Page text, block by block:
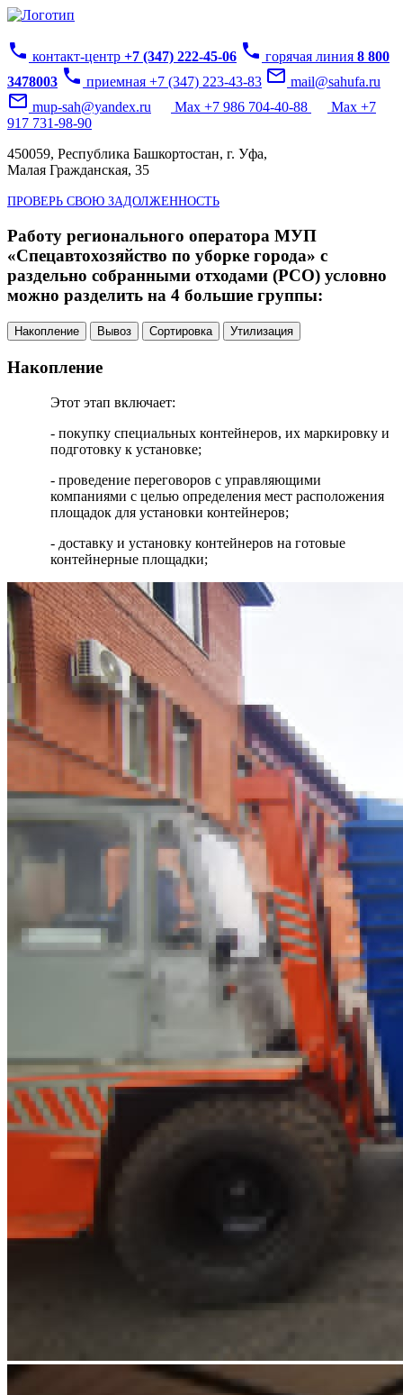
phone контакт-центр +7 (347) 222-45-06 phone горячая линия 8 800
3478003 phone приемная +7 (347) 223-43-83 mail_outline mail@sahufa.ru
mail_outline mup-sah@yandex.ru Max +7 986 704-40-88
Max +7
917 731-98-90
450059, Республика Башкортостан, г. Уфа,
Малая Гражданская, 35
ПРОВЕРЬ СВОЮ ЗАДОЛЖЕННОСТЬ
Работу регионального оператора МУП
«Спецавтохозяйство по уборке города» с
раздельно собранными отходами (РСО) условно
можно разделить на 4 большие группы:
Накопление Вывоз Сортировка Утилизация
Накопление
Этот этап включает:
- покупку специальных контейнеров, их маркировку и
подготовку к установке;
- проведение переговоров с управляющими
компаниями с целью определения мест расположения
площадок для установки контейнеров;
- доставку и установку контейнеров на готовые
контейнерные площадки;